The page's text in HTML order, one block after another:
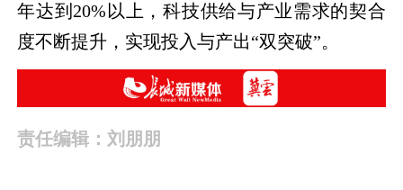
年达到20%以上，科技供给与产业需求的契合
度不断提升，实现投入与产出“双突破”。
责任编辑：刘朋朋